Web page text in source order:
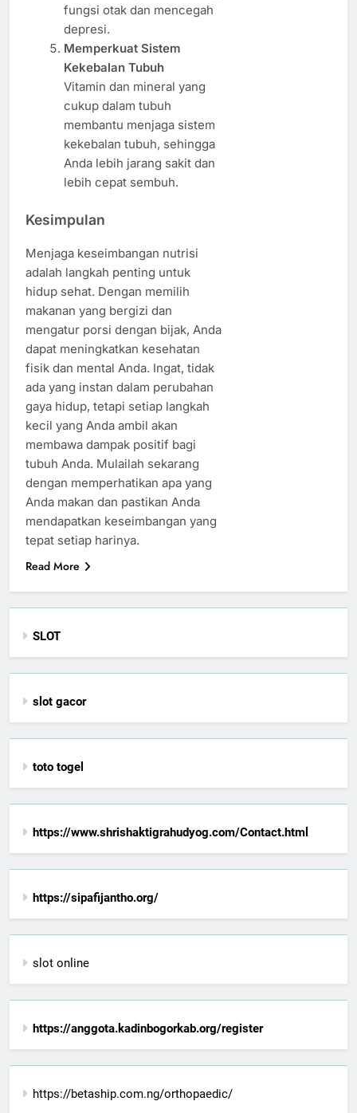
fungsi otak dan mencegah
depresi.
Memperkuat Sistem
Kekebalan Tubuh
Vitamin dan mineral yang
cukup dalam tubuh
membantu menjaga sistem
kekebalan tubuh, sehingga
Anda lebih jarang sakit dan
lebih cepat sembuh.
Kesimpulan
Menjaga keseimbangan nutrisi
adalah langkah penting untuk
hidup sehat. Dengan memilih
makanan yang bergizi dan
mengatur porsi dengan bijak, Anda
dapat meningkatkan kesehatan
fisik dan mental Anda. Ingat, tidak
ada yang instan dalam perubahan
gaya hidup, tetapi setiap langkah
kecil yang Anda ambil akan
membawa dampak positif bagi
tubuh Anda. Mulailah sekarang
dengan memperhatikan apa yang
Anda makan dan pastikan Anda
mendapatkan keseimbangan yang
tepat setiap harinya.
Read More
SLOT
slot gacor
toto togel
https://www.shrishaktigrahudyog.com/Contact.html
https://sipafijantho.org/
slot online
https://anggota.kadinbogorkab.org/register
https://betaship.com.ng/orthopaedic/